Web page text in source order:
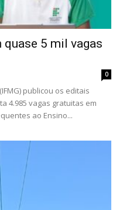
5 mil vagas
0
publicou os editais
4.985 vagas gratuitas em
ao Ensino...